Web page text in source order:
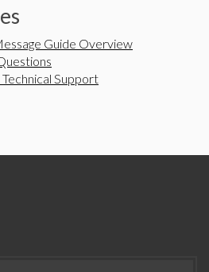
Guide Overview
Support